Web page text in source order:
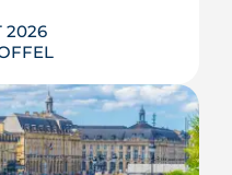
2026